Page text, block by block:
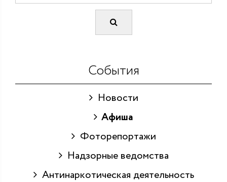
События
Новости
Афиша
Фоторепортажи
Надзорные ведомства
Антинаркотическая деятельность